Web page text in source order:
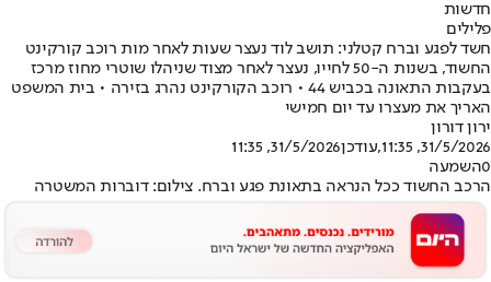
חדשות
פלילים
חשד לפגע וברח קטלני: תושב לוד נעצר שעות לאחר מות רוכב קורקינט
החשוד, בשנות ה-50 לחייו, נעצר לאחר מצוד שניהלו שוטרי מחוז מרכז
בעקבות התאונה בכביש 44 • רוכב הקורקינט נהרג בזירה • בית המשפט
האריך את מעצרו עד יום חמישי
ירון דורון
31/5/2026, 11:35
,עודכן31/5/2026, 11:35
0השמעה
הרכב החשוד ככל הנראה בתאונת פגע וברח. צילום: דוברות המשטרה